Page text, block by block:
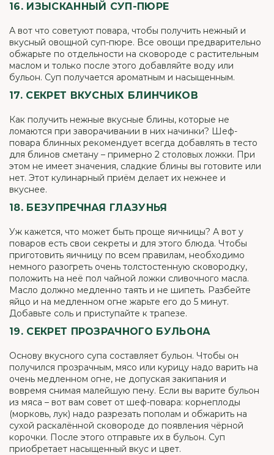
16. ИЗЫСКАННЫЙ СУП-ПЮРЕ
А вот что советуют повара, чтобы получить нежный и
вкусный овощной суп-пюре. Все овощи предварительно
обжарьте по отдельности на сковороде с растительным
маслом и только после этого добавляйте воду или
бульон. Суп получается ароматным и насыщенным.
17. СЕКРЕТ ВКУСНЫХ БЛИНЧИКОВ
Как получить нежные вкусные блины, которые не
ломаются при заворачивании в них начинки? Шеф-
повара блинных рекомендует всегда добавлять в тесто
для блинов сметану – примерно 2 столовых ложки. При
этом не имеет значения, сладкие блины вы готовите или
нет. Этот кулинарный приём делает их нежнее и
вкуснее.
18. БЕЗУПРЕЧНАЯ ГЛАЗУНЬЯ
Уж кажется, что может быть проще яичницы? А вот у
поваров есть свои секреты и для этого блюда. Чтобы
приготовить яичницу по всем правилам, необходимо
немного разогреть очень толстостенную сковородку,
положить на неё пол чайной ложки сливочного масла.
Масло должно медленно таять и не шипеть. Разбейте
яйцо и на медленном огне жарьте его до 5 минут.
Добавьте соль и приступайте к трапезе.
19. СЕКРЕТ ПРОЗРАЧНОГО БУЛЬОНА
Основу вкусного супа составляет бульон. Чтобы он
получился прозрачным, мясо или курицу надо варить на
очень медленном огне, не допуская закипания и
вовремя снимая малейшую пену. Если вы варите бульон
из мяса – вот вам совет от шеф-повара: корнеплоды
(морковь, лук) надо разрезать пополам и обжарить на
сухой раскалённой сковороде до появления чёрной
корочки. После этого отправьте их в бульон. Суп
приобретает насыщенный вкус и цвет.